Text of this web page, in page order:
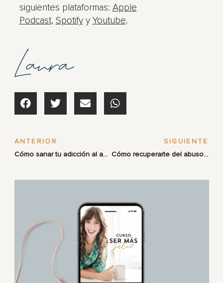
siguientes plataformas: Apple
Podcast, Spotifyy Youtube.
ANTERIOR
Cómo sanar tu adicción al amor
SIGUIENTE
Cómo recuperarte del abuso narcisista